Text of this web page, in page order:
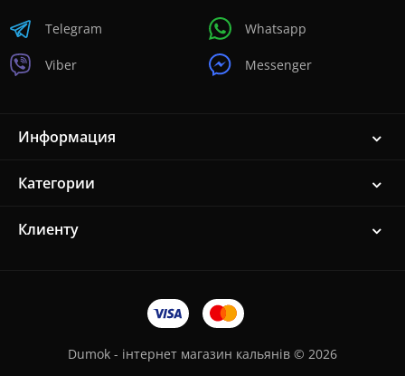
Telegram
Viber
Whatsapp
Messenger
Информация
Категории
Клиенту
Dumok - інтернет магазин кальянів © 2026